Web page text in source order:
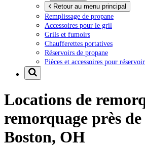
Retour au menu principal
Remplissage de propane
Accessoires pour le gril
Grils et fumoirs
Chaufferettes portatives
Réservoirs de propane
Pièces et accessoires pour réservoir
Locations de
remorquage près de
Boston, OH